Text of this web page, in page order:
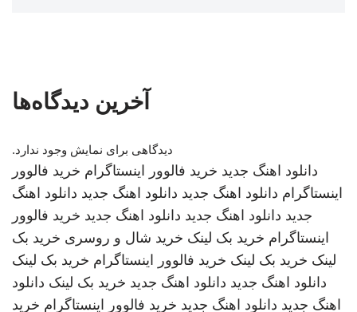
آخرین دیدگاه‌ها
دیدگاهی برای نمایش وجود ندارد.
دانلود اهنگ جدید خرید فالوور اینستاگرام خرید فالوور
اینستاگرام دانلود اهنگ جدید دانلود اهنگ جدید دانلود اهنگ
جدید دانلود اهنگ جدید دانلود اهنگ جدید خرید فالوور
اینستاگرام خرید بک لینک خرید شال و روسری خرید بک
لینک خرید بک لینک خرید فالوور اینستاگرام خرید بک لینک
دانلود اهنگ جدید دانلود اهنگ جدید خرید بک لینک دانلود
اهنگ جدید دانلود اهنگ جدید خرید فالوور اینستاگرام خرید